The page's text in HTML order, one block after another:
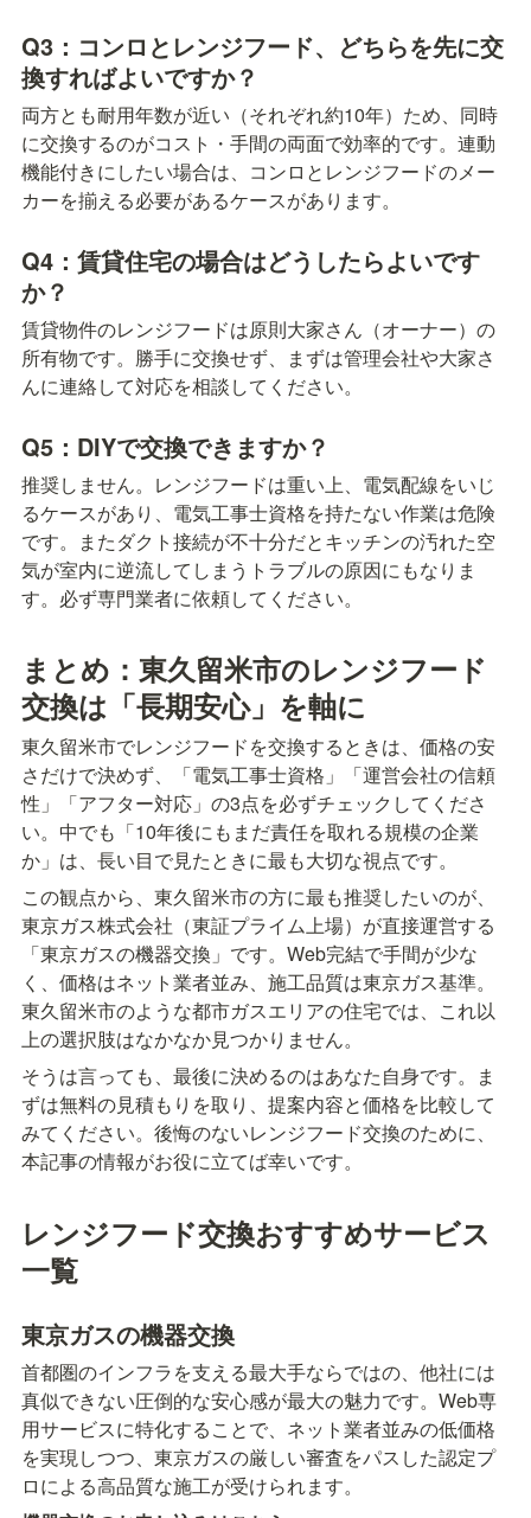
Q3：コンロとレンジフード、どちらを先に交
換すればよいですか？
両方とも耐用年数が近い（それぞれ約10年）ため、同時
に交換するのがコスト・手間の両面で効率的です。連動
機能付きにしたい場合は、コンロとレンジフードのメー
カーを揃える必要があるケースがあります。
Q4：賃貸住宅の場合はどうしたらよいです
か？
賃貸物件のレンジフードは原則大家さん（オーナー）の
所有物です。勝手に交換せず、まずは管理会社や大家さ
んに連絡して対応を相談してください。
Q5：DIYで交換できますか？
推奨しません。レンジフードは重い上、電気配線をいじ
るケースがあり、電気工事士資格を持たない作業は危険
です。またダクト接続が不十分だとキッチンの汚れた空
気が室内に逆流してしまうトラブルの原因にもなりま
す。必ず専門業者に依頼してください。
まとめ：東久留米市のレンジフード
交換は「長期安心」を軸に
東久留米市でレンジフードを交換するときは、価格の安
さだけで決めず、「電気工事士資格」「運営会社の信頼
性」「アフター対応」の3点を必ずチェックしてくださ
い。中でも「10年後にもまだ責任を取れる規模の企業
か」は、長い目で見たときに最も大切な視点です。
この観点から、東久留米市の方に最も推奨したいのが、
東京ガス株式会社（東証プライム上場）が直接運営する
「東京ガスの機器交換」です。Web完結で手間が少な
く、価格はネット業者並み、施工品質は東京ガス基準。
東久留米市のような都市ガスエリアの住宅では、これ以
上の選択肢はなかなか見つかりません。
そうは言っても、最後に決めるのはあなた自身です。ま
ずは無料の見積もりを取り、提案内容と価格を比較して
みてください。後悔のないレンジフード交換のために、
本記事の情報がお役に立てば幸いです。
レンジフード交換おすすめサービス
一覧
東京ガスの機器交換
首都圏のインフラを支える最大手ならではの、他社には
真似できない圧倒的な安心感が最大の魅力です。Web専
用サービスに特化することで、ネット業者並みの低価格
を実現しつつ、東京ガスの厳しい審査をパスした認定プ
ロによる高品質な施工が受けられます。